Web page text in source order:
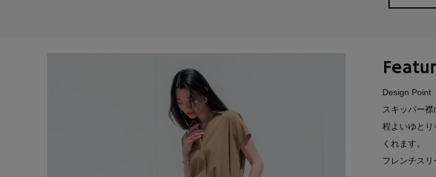
Design Point
スキッパー襟
程よいゆとり
くれます。
フレンチスリ